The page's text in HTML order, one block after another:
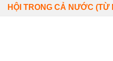
HỘI TRONG CẢ NƯỚC